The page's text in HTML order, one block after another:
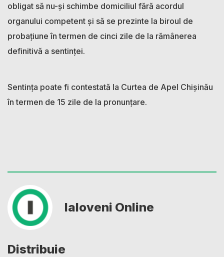
obligat să nu-și schimbe domiciliul fără acordul
organului competent și să se prezinte la biroul de
probațiune în termen de cinci zile de la rămânerea
definitivă a sentinței.
Sentința poate fi contestată la Curtea de Apel Chișinău
în termen de 15 zile de la pronunțare.
Ialoveni Online
Distribuie